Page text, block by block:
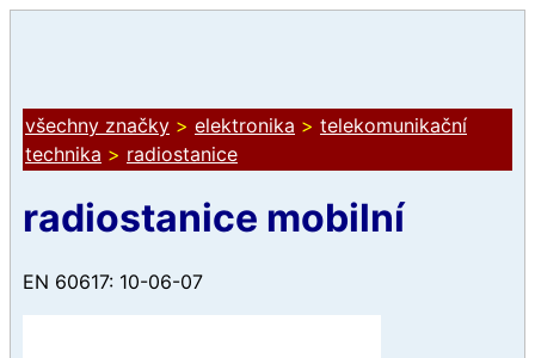
všechny značky > elektronika > telekomunikační
technika > radiostanice
radiostanice mobilní
EN 60617: 10-06-07